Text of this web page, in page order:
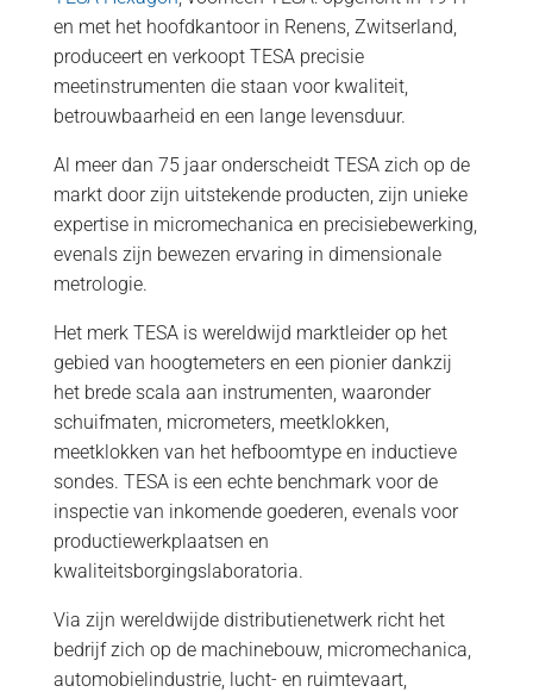
en met het hoofdkantoor in Renens, Zwitserland,
produceert en verkoopt TESA precisie
meetinstrumenten die staan voor kwaliteit,
betrouwbaarheid en een lange levensduur.
Al meer dan 75 jaar onderscheidt TESA zich op de
markt door zijn uitstekende producten, zijn unieke
expertise in micromechanica en precisiebewerking,
evenals zijn bewezen ervaring in dimensionale
metrologie.
Het merk TESA is wereldwijd marktleider op het
gebied van hoogtemeters en een pionier dankzij
het brede scala aan instrumenten, waaronder
schuifmaten, micrometers, meetklokken,
meetklokken van het hefboomtype en inductieve
sondes. TESA is een echte benchmark voor de
inspectie van inkomende goederen, evenals voor
productiewerkplaatsen en
kwaliteitsborgingslaboratoria.
Via zijn wereldwijde distributienetwerk richt het
bedrijf zich op de machinebouw, micromechanica,
automobielindustrie, lucht- en ruimtevaart,